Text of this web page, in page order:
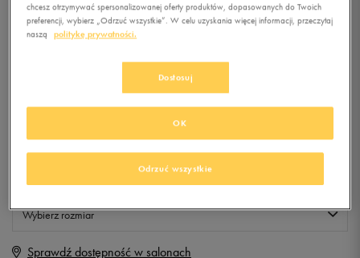
0.0(0
KLUBIE 50 STYLE
Produkt niedostępny
Jeśli artykuł będzie ponownie dostępny, otrzymasz od nas powiadomienie.
Wybierz rozmiar
Sprawdź dostępność w salonach
chcesz otrzymywać spersonalizowanej oferty produktów, dopasowanych do Twoich
preferencji, wybierz „Odrzuć wszystkie”. W celu uzyskania więcej informacji, przeczytaj
naszą
politykę prywatności.
Dostosuj
Odrzuć wszystkie
OK